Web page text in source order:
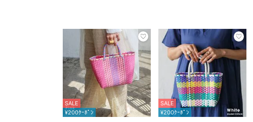
SALE
¥200ｸｰﾎﾟﾝ
SALE
¥200ｸｰﾎﾟﾝ